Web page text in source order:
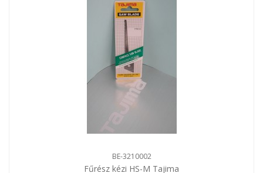
BE-3210002
Fűrész kézi HS-M Tajima